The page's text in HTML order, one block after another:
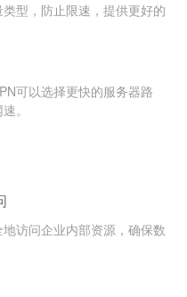
型，防止限速，提供更好的
可以选择更快的服务器路
。
访问企业内部资源，确保数